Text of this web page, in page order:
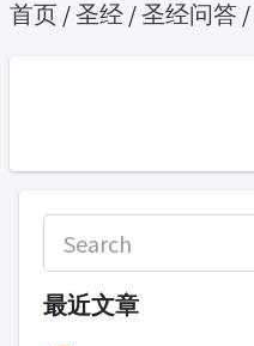
首页 /圣经 /圣经问答 /
最近文章